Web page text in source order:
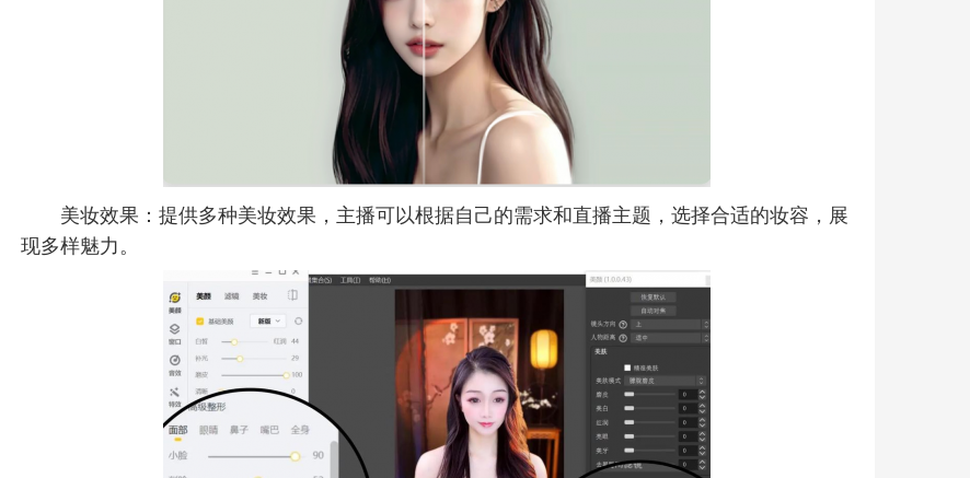
美妆效果：提供多种美妆效果，主播可以根据自己的需求和直播主题，选择合适的妆容，展
现多样魅力。